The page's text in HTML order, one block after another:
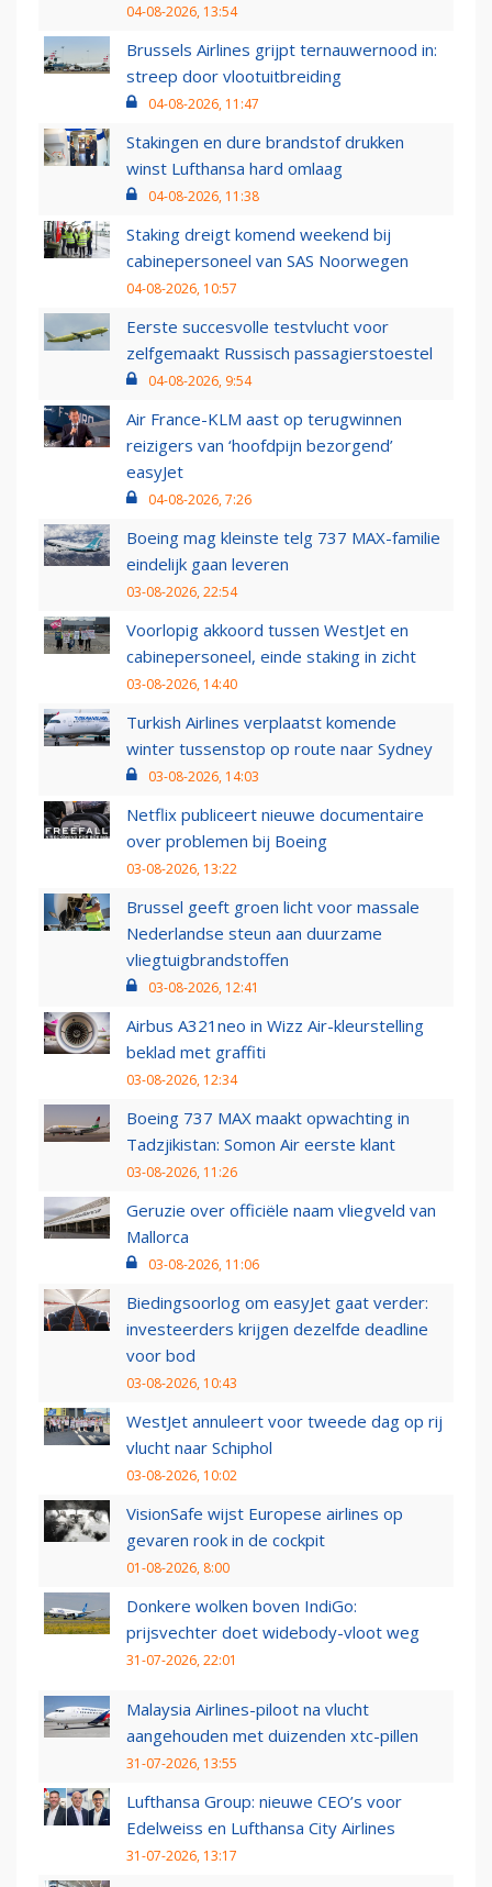
04-08-2026, 13:54
Brussels Airlines grijpt ternauwernood in:
streep door vlootuitbreiding
04-08-2026, 11:47
Stakingen en dure brandstof drukken
winst Lufthansa hard omlaag
04-08-2026, 11:38
Staking dreigt komend weekend bij
cabinepersoneel van SAS Noorwegen
04-08-2026, 10:57
Eerste succesvolle testvlucht voor
zelfgemaakt Russisch passagierstoestel
04-08-2026, 9:54
Air France-KLM aast op terugwinnen
reizigers van ‘hoofdpijn bezorgend’
easyJet
04-08-2026, 7:26
Boeing mag kleinste telg 737 MAX-familie
eindelijk gaan leveren
03-08-2026, 22:54
Voorlopig akkoord tussen WestJet en
cabinepersoneel, einde staking in zicht
03-08-2026, 14:40
Turkish Airlines verplaatst komende
winter tussenstop op route naar Sydney
03-08-2026, 14:03
Netflix publiceert nieuwe documentaire
over problemen bij Boeing
03-08-2026, 13:22
Brussel geeft groen licht voor massale
Nederlandse steun aan duurzame
vliegtuigbrandstoffen
03-08-2026, 12:41
Airbus A321neo in Wizz Air-kleurstelling
beklad met graffiti
03-08-2026, 12:34
Boeing 737 MAX maakt opwachting in
Tadzjikistan: Somon Air eerste klant
03-08-2026, 11:26
Geruzie over officiële naam vliegveld van
Mallorca
03-08-2026, 11:06
Biedingsoorlog om easyJet gaat verder:
investeerders krijgen dezelfde deadline
voor bod
03-08-2026, 10:43
WestJet annuleert voor tweede dag op rij
vlucht naar Schiphol
03-08-2026, 10:02
VisionSafe wijst Europese airlines op
gevaren rook in de cockpit
01-08-2026, 8:00
Donkere wolken boven IndiGo:
prijsvechter doet widebody-vloot weg
31-07-2026, 22:01
Malaysia Airlines-piloot na vlucht
aangehouden met duizenden xtc-pillen
31-07-2026, 13:55
Lufthansa Group: nieuwe CEO’s voor
Edelweiss en Lufthansa City Airlines
31-07-2026, 13:17